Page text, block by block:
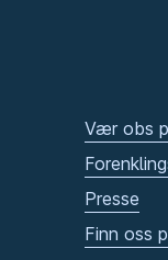
Vær obs
Presse
Finn oss